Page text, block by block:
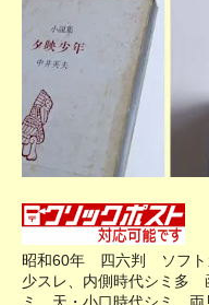
昭和60年 四六判 ソフ
少スレ、内側時代シミ多